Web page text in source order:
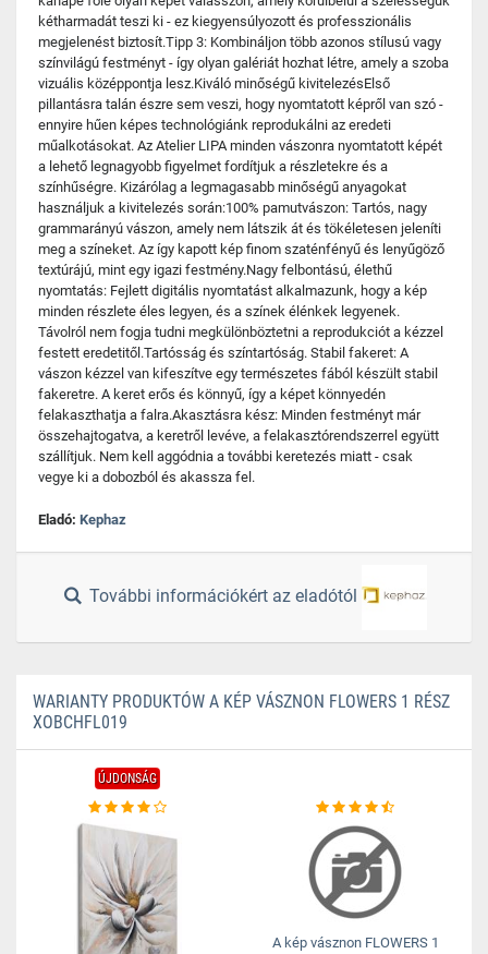
kétharmadát teszi ki - ez kiegyensúlyozott és professzionális
megjelenést biztosít.Tipp 3: Kombináljon több azonos stílusú vagy
színvilágú festményt - így olyan galériát hozhat létre, amely a szoba
vizuális középpontja lesz.Kiváló minőségű kivitelezésElső
pillantásra talán észre sem veszi, hogy nyomtatott képről van szó -
ennyire hűen képes technológiánk reprodukálni az eredeti
műalkotásokat. Az Atelier LIPA minden vászonra nyomtatott képét
a lehető legnagyobb figyelmet fordítjuk a részletekre és a
színhűségre. Kizárólag a legmagasabb minőségű anyagokat
használjuk a kivitelezés során:100% pamutvászon: Tartós, nagy
grammarányú vászon, amely nem látszik át és tökéletesen jeleníti
meg a színeket. Az így kapott kép finom szaténfényű és lenyűgöző
textúrájú, mint egy igazi festmény.Nagy felbontású, élethű
nyomtatás: Fejlett digitális nyomtatást alkalmazunk, hogy a kép
minden részlete éles legyen, és a színek élénkek legyenek.
Távolról nem fogja tudni megkülönböztetni a reprodukciót a kézzel
festett eredetitől.Tartósság és színtartóság. Stabil fakeret: A
vászon kézzel van kifeszítve egy természetes fából készült stabil
fakeretre. A keret erős és könnyű, így a képet könnyedén
felakaszthatja a falra.Akasztásra kész: Minden festményt már
összehajtogatva, a keretről levéve, a felakasztórendszerrel együtt
szállítjuk. Nem kell aggódnia a további keretezés miatt - csak
vegye ki a dobozból és akassza fel.
Eladó: Kephaz
További információkért az eladótól
WARIANTY PRODUKTÓW A KÉP VÁSZNON FLOWERS 1 RÉSZ
XOBCHFL019
ÚJDONSÁG
A kép vásznon FLOWERS 1